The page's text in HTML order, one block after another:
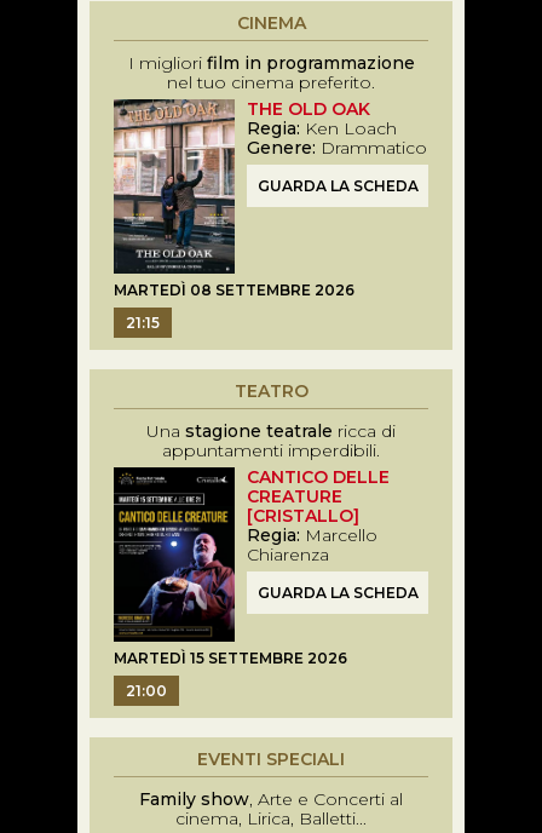
CINEMA
I migliori film in programmazione
nel tuo cinema preferito.
THE OLD OAK
Regia: Ken Loach
Genere: Drammatico
GUARDA LA SCHEDA
MARTEDÌ 08 SETTEMBRE 2026
21:15
TEATRO
Una stagione teatrale ricca di
appuntamenti imperdibili.
CANTICO DELLE
CREATURE
[CRISTALLO]
Regia: Marcello
Chiarenza
GUARDA LA SCHEDA
MARTEDÌ 15 SETTEMBRE 2026
21:00
EVENTI SPECIALI
Family show, Arte e Concerti al
cinema, Lirica, Balletti...